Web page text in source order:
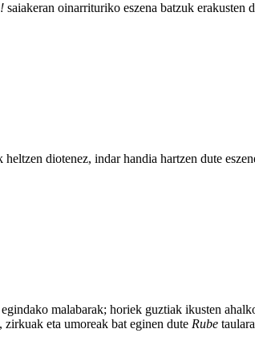
saiakeran oinarrituriko eszena batzuk erakusten
diotenez, indar handia hartzen dute
malabarak; horiek guztiak ikusten
eta umoreak bat eginen dute Rube